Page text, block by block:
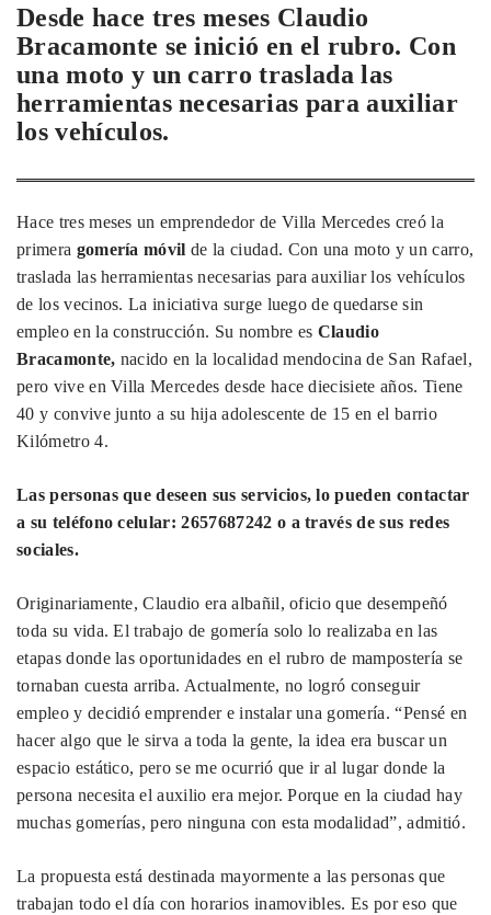
Desde hace tres meses Claudio
Bracamonte se inició en el rubro. Con
una moto y un carro traslada las
herramientas necesarias para auxiliar
los vehículos.
Hace tres meses un emprendedor de Villa Mercedes creó la
primera gomería móvilde la ciudad. Con una moto y un carro,
traslada las herramientas necesarias para auxiliar los vehículos
de los vecinos. La iniciativa surge luego de quedarse sin
empleo en la construcción. Su nombre es Claudio
Bracamonte, nacido en la localidad mendocina de San Rafael,
pero vive en Villa Mercedes desde hace diecisiete años. Tiene
40 y convive junto a su hija adolescente de 15 en el barrio
Kilómetro 4.
Las personas que deseen sus servicios, lo pueden contactar
a su teléfono celular: 2657687242 o a través de sus redes
sociales.
Originariamente, Claudio era albañil, oficio que desempeñó
toda su vida. El trabajo de gomería solo lo realizaba en las
etapas donde las oportunidades en el rubro de mampostería se
tornaban cuesta arriba. Actualmente, no logró conseguir
empleo y decidió emprender e instalar una gomería. “Pensé en
hacer algo que le sirva a toda la gente, la idea era buscar un
espacio estático, pero se me ocurrió que ir al lugar donde la
persona necesita el auxilio era mejor. Porque en la ciudad hay
muchas gomerías, pero ninguna con esta modalidad”, admitió.
La propuesta está destinada mayormente a las personas que
trabajan todo el día con horarios inamovibles. Es por eso que